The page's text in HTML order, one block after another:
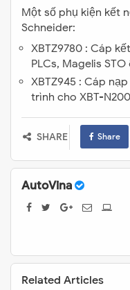
Một số phụ kiện kết
Schneider:
XBTZ9780 : Cáp
PLCs, Magelis STO
XBTZ945 : Cáp
trình cho XBT-
SHARE Share
AutoVina
Related Articles